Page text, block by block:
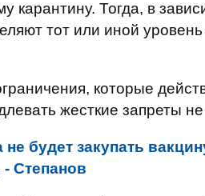
карантину. Тогда, в
тот или иной
которые
жесткие запреты
не будет закупать
Степанов